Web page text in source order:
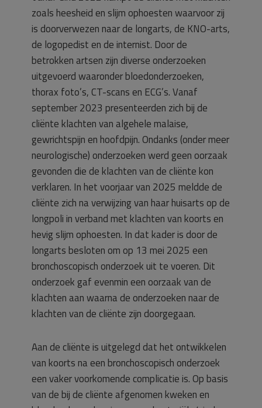
zoals heesheid en slijm ophoesten waarvoor zij
is doorverwezen naar de longarts, de KNO-arts,
de logopedist en de internist. Door de
betrokken artsen zijn diverse onderzoeken
uitgevoerd waaronder bloedonderzoeken,
thorax foto’s, CT-scans en ECG’s. Vanaf
september 2023 presenteerden zich bij de
cliënte klachten van algehele malaise,
gewrichtspijn en hoofdpijn. Ondanks (onder meer
neurologische) onderzoeken werd geen oorzaak
gevonden die de klachten van de cliënte kon
verklaren. In het voorjaar van 2025 meldde de
cliënte zich na verwijzing van haar huisarts op de
longpoli in verband met klachten van koorts en
hevig slijm ophoesten. In dat kader is door de
longarts besloten om op 13 mei 2025 een
bronchoscopisch onderzoek uit te voeren. Dit
onderzoek gaf evenmin een oorzaak van de
klachten aan waarna de onderzoeken naar de
klachten van de cliënte zijn doorgegaan.
Aan de cliënte is uitgelegd dat het ontwikkelen
van koorts na een bronchoscopisch onderzoek
een vaker voorkomende complicatie is. Op basis
van de bij de cliënte afgenomen kweken en